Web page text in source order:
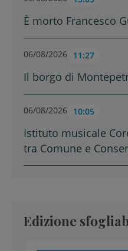
È morto Francesco
06/08/2026 11:27
Il borgo di
06/08/2026 10:05
Istituto musicale
tra Comune e
Edizione